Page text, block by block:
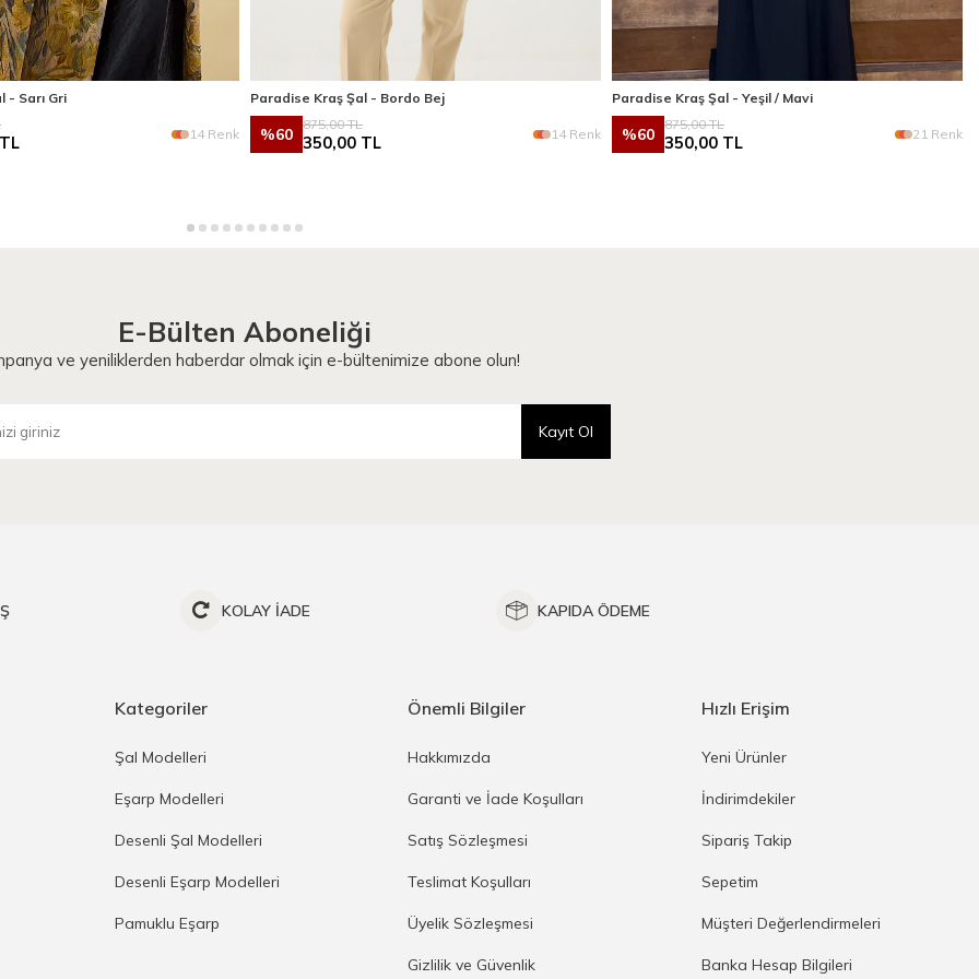
- Sarı Gri
TL 14 Renk
Paradise Kraş Şal - Bordo Bej
%60
875,00TL
350,00 TL 14 Renk
Paradise Kraş Şal - Yeşil / Mavi
%60
875,00TL
350,00 TL 21 Renk
E-Bülten Aboneliği
ve yeniliklerden haberdar olmak için e-bültenimize abone olun!
Kayıt Ol
KOLAY İADE KAPIDA ÖDEME
Kategoriler
Şal Modelleri
Eşarp Modelleri
Desenli Şal Modelleri
Desenli Eşarp Modelleri
Pamuklu Eşarp
Önemli Bilgiler
Hakkımızda
Garanti ve İade Koşulları
Satış Sözleşmesi
Teslimat Koşulları
Üyelik Sözleşmesi
Gizlilik ve Güvenlik
Hızlı Erişim
Yeni Ürünler
İndirimdekiler
Sipariş Takip
Sepetim
Müşteri Değerlendirmeleri
Banka Hesap Bilgileri